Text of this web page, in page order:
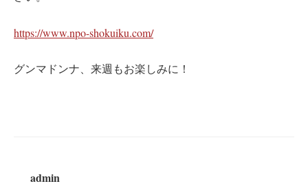
https://www.npo-shokuiku.com/
グンマドンナ、来週もお楽しみに！
admin